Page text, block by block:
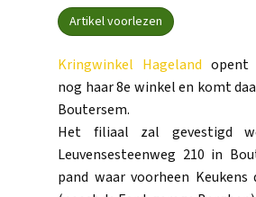
Artikel voorlezen
Kringwinkel Hageland opent
nog haar 8e winkel en komt
Boutersem.
Het filiaal zal gevestigd
Leuvensesteenweg 210 in
pand waar voorheen Keukens